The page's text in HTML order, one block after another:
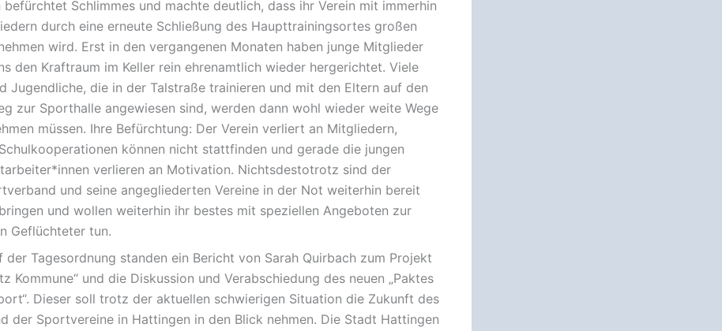
befürchtet Schlimmes und machte deutlich, dass ihr Verein mit immerhin
durch eine erneute Schließung des Haupttrainingsortes großen
wird. Erst in den vergangenen Monaten haben junge Mitglieder
den Kraftraum im Keller rein ehrenamtlich wieder hergerichtet. Viele
Jugendliche, die in der Talstraße trainieren und mit den Eltern auf den
zur Sporthalle angewiesen sind, werden dann wohl wieder weite Wege
müssen. Ihre Befürchtung: Der Verein verliert an Mitgliedern,
können nicht stattfinden und gerade die jungen
verlieren an Motivation. Nichtsdestotrotz sind der
und seine angegliederten Vereine in der Not weiterhin bereit
und wollen weiterhin ihr bestes mit speziellen Angeboten zur
Geflüchteter tun.
der Tagesordnung standen ein Bericht von Sarah Quirbach zum Projekt
Kommune“ und die Diskussion und Verabschiedung des neuen „Paktes
Dieser soll trotz der aktuellen schwierigen Situation die Zukunft des
der Sportvereine in Hattingen in den Blick nehmen. Die Stadt Hattingen